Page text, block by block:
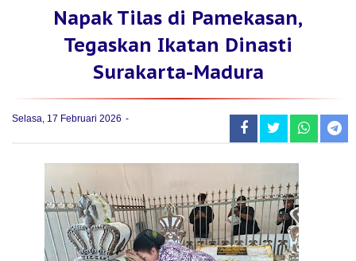
Napak Tilas di Pamekasan,
Tegaskan Ikatan Dinasti
Surakarta-Madura
Selasa, 17 Februari 2026